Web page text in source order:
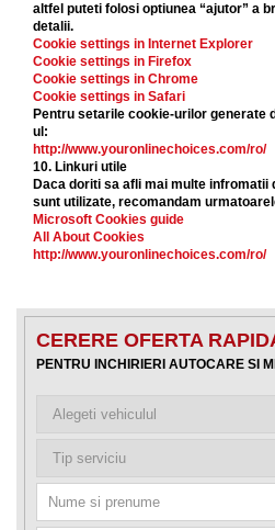
altfel puteti folosi optiunea “ajutor” a
detalii.
Cookie settings in Internet Explorer
Cookie settings in Firefox
Cookie settings in Chrome
Cookie settings in Safari
Pentru setarile cookie-urilor generate
ul:
http://www.youronlinechoices.com/ro/
10. Linkuri utile
Daca doriti sa afli mai multe infromatii
sunt utilizate, recomandam
Microsoft Cookies guide
All About Cookies
http://www.youronlinechoices.com/ro/
CERERE OFERTA
PENTRU INCHIRIERI AUTOCARE SI